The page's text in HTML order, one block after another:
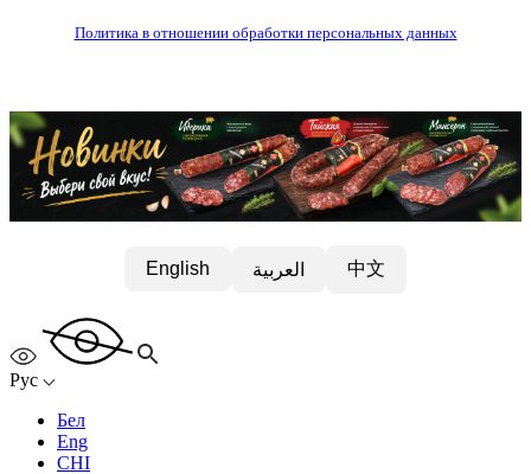
Политика в отношении обработки персональных данных
English العربية 中文
Рус
Бел
Eng
CHI